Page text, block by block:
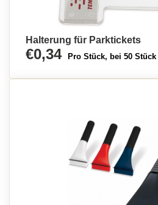
Halterung für Parktickets
€0,34 Pro Stück, bei 50 Stück